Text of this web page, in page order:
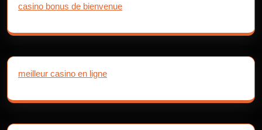
casino bonus de bienvenue
meilleur casino en ligne